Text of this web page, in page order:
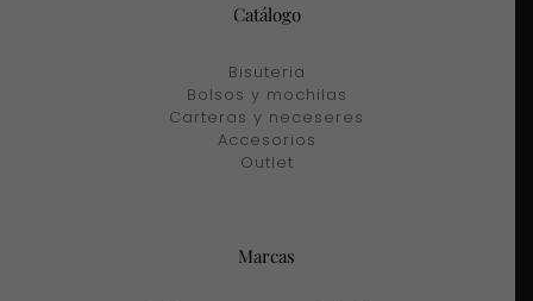
Catálogo
Bisuteria
Bolsos y mochilas
Carteras y neceseres
Accesorios
Outlet
Marcas